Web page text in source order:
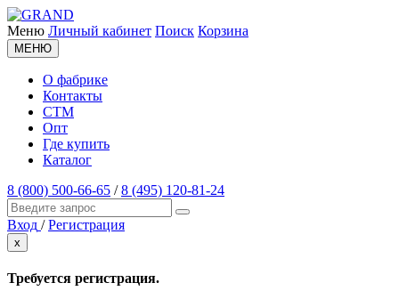
Меню Личный кабинет Поиск Корзина
МЕНЮ
О фабрике
Контакты
СТМ
Опт
Где купить
Каталог
8 (800) 500-66-65 /8 (495) 120-81-24
Вход / Регистрация
x
Требуется регистрация.